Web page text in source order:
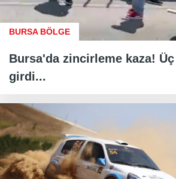
BURSA BÖLGE
Bursa'da zincirleme kaza!
girdi...